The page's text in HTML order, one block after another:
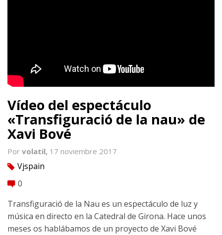
Vídeo del espectáculo
«Transfiguració de la nau» de
Xavi Bové
Por volatil, 17 noviembre 2017
tag Vjspain
comment 0
Transfiguració de la Nau es un espectáculo de luz y
música en directo en la Catedral de Girona. Hace unos
meses os hablábamos de un proyecto de Xavi Bové